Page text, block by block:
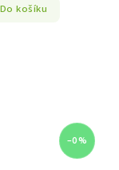
Do košíku
–0 %